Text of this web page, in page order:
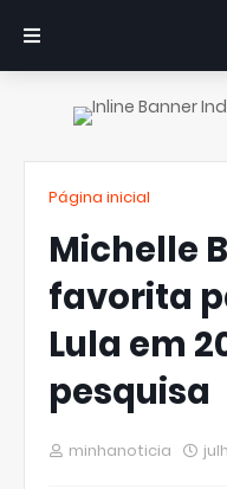
Página inicial
Michelle
favorita
Lula em
pesquisa
minhanoticia